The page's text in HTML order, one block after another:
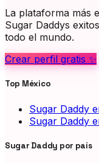
La plataforma más
Sugar Daddys
todo el mundo.
Crear perfil gratis ✨
Top México
Sugar Daddy
Sugar Daddy
Sugar Daddy por país